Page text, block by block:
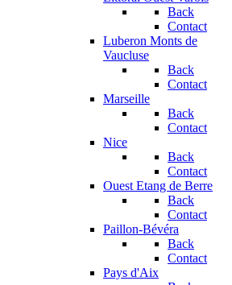
Back
Contact
Luberon Monts de
Vaucluse
Back
Contact
Marseille
Back
Contact
Nice
Back
Contact
Ouest Etang de Berre
Back
Contact
Paillon-Bévéra
Back
Contact
Pays d'Aix